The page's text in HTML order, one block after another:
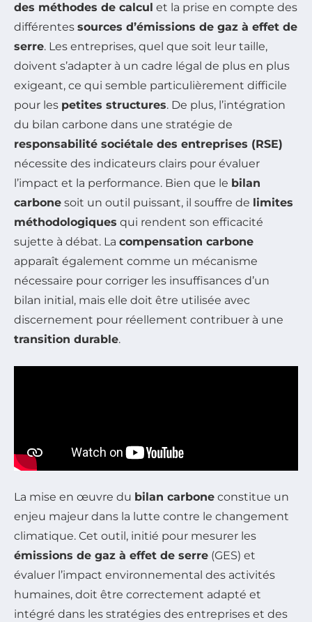
des méthodes de calcul et la prise en compte des
différentes sources d’émissions de gaz à effet de
serre. Les entreprises, quel que soit leur taille,
doivent s’adapter à un cadre légal de plus en plus
exigeant, ce qui semble particulièrement difficile
pour les petites structures. De plus, l’intégration
du bilan carbone dans une stratégie de
responsabilité sociétale des entreprises (RSE)
nécessite des indicateurs clairs pour évaluer
l’impact et la performance. Bien que le bilan
carbone soit un outil puissant, il souffre de limites
méthodologiques qui rendent son efficacité
sujette à débat. La compensation carbone
apparaît également comme un mécanisme
nécessaire pour corriger les insuffisances d’un
bilan initial, mais elle doit être utilisée avec
discernement pour réellement contribuer à une
transition durable.
La mise en œuvre du bilan carbone constitue un
enjeu majeur dans la lutte contre le changement
climatique. Cet outil, initié pour mesurer les
émissions de gaz à effet de serre (GES) et
évaluer l’impact environnemental des activités
humaines, doit être correctement adapté et
intégré dans les stratégies des entreprises et des